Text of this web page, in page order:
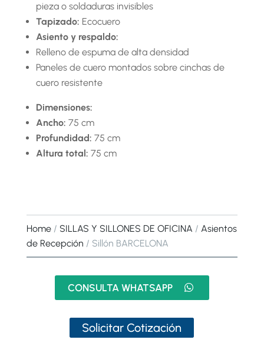
pieza o soldaduras invisibles
Tapizado: Ecocuero
Asiento y respaldo:
Relleno de espuma de alta densidad
Paneles de cuero montados sobre cinchas de
cuero resistente
Dimensiones:
Ancho: 75 cm
Profundidad: 75 cm
Altura total: 75 cm
Home/ SILLAS Y SILLONES DE OFICINA / Asientos
de Recepción / Sillón BARCELONA
CONSULTA WHATSAPP
Solicitar Cotización